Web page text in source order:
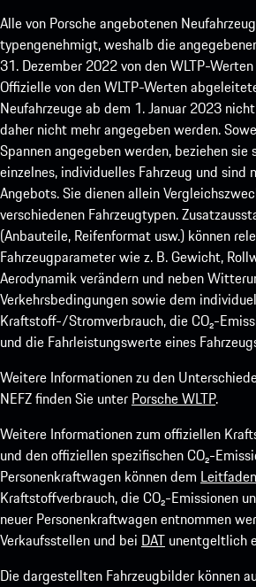
Alle von Porsche angebotenen
typengenehmigt, weshalb die
31. Dezember 2022 von den WLTP-
Offizielle von den WLTP-Werten
Neufahrzeuge ab dem 1. Januar 2023
daher nicht mehr angegeben werden.
Spannen angegeben werden, beziehen
einzelnes, individuelles Fahrzeug und
Angebots. Sie dienen allein
verschiedenen Fahrzeugtypen.
(Anbauteile, Reifenformat usw.) können
Fahrzeugparameter wie z. B. Gewicht,
Aerodynamik verändern und neben
Verkehrsbedingungen sowie dem
Kraftstoff-/Stromverbrauch, die CO₂-
und die Fahrleistungswerte eines
Weitere Informationen zu den
NEFZ finden Sie unter Porsche WLTP.
Weitere Informationen zum offiziellen
und den offiziellen spezifischen CO₂-
Personenkraftwagen können dem Leitfaden
Kraftstoffverbrauch, die CO₂-Emissionen
neuer Personenkraftwagen entnommen
Verkaufsstellen und bei DAT unentgeltlich
Die dargestellten Fahrzeugbilder können